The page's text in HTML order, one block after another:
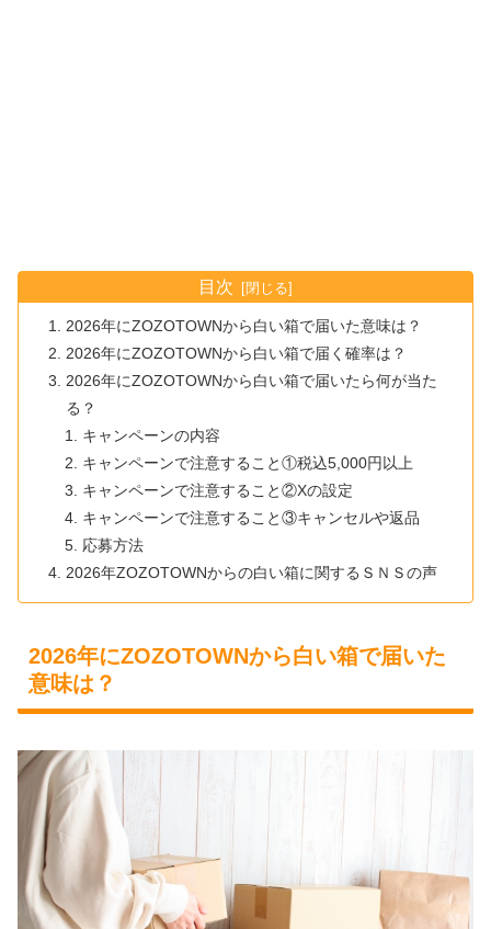
目次
2026年にZOZOTOWNから白い箱で届いた意味は？
2026年にZOZOTOWNから白い箱で届く確率は？
2026年にZOZOTOWNから白い箱で届いたら何が当た
る？
キャンペーンの内容
キャンペーンで注意すること①税込5,000円以上
キャンペーンで注意すること②Xの設定
キャンペーンで注意すること③キャンセルや返品
応募方法
2026年ZOZOTOWNからの白い箱に関するＳＮＳの声
2026年にZOZOTOWNから白い箱で届いた
意味は？